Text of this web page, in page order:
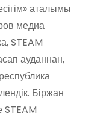
аталымы
медиа
STEAM
ауданнан,
Біржан
STEAM